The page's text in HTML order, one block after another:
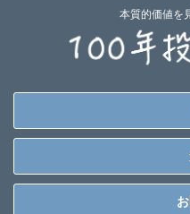
本質的価値を